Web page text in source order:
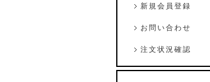
新規会員登録
お問い合わせ
注文状況確認